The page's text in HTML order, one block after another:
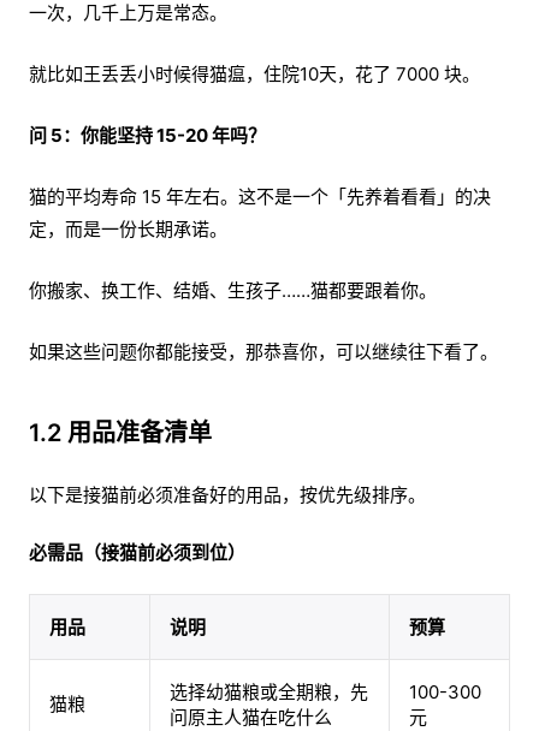
一次，几千上万是常态。
就比如王丢丢小时候得猫瘟，住院10天，花了 7000 块。
问 5：你能坚持 15-20 年吗？
猫的平均寿命 15 年左右。这不是一个「先养着看看」的决
定，而是一份长期承诺。
你搬家、换工作、结婚、生孩子……猫都要跟着你。
如果这些问题你都能接受，那恭喜你，可以继续往下看了。
1.2 用品准备清单
以下是接猫前必须准备好的用品，按优先级排序。
必需品（接猫前必须到位）
用品 说明 预算
猫粮
选择幼猫粮或全期粮，先
问原主人猫在吃什么
100-300
元